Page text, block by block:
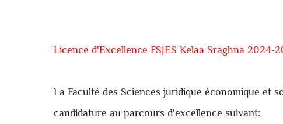
Licence d'Excellence FSJES Kelaa Sraghna 2024-
La Faculté des Sciences juridique économique et
candidature au parcours d'excellence suivant: